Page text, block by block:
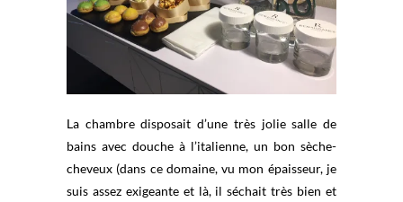
La chambre disposait d’une très jolie salle de
bains avec douche à l’italienne, un bon sèche-
cheveux (dans ce domaine, vu mon épaisseur, je
suis assez exigeante et là, il séchait très bien et